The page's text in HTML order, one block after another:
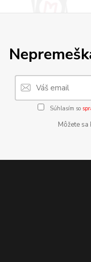
Súhlasím so
Môžete